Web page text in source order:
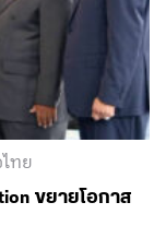
ทย
ขยายโอกาส